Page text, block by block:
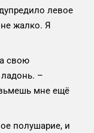
левое
жалко. Я
свою
–
мне ещё
полушарие, и